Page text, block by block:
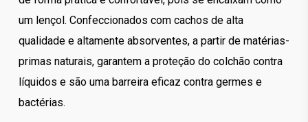
um lençol. Confeccionados com cachos de alta
qualidade e altamente absorventes, a partir de matérias-
primas naturais, garantem a proteção do colchão contra
líquidos e são uma barreira eficaz contra germes e
bactérias.